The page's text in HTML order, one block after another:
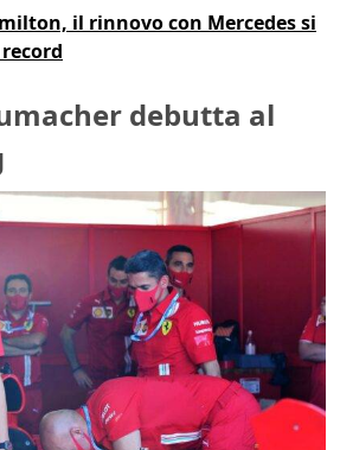
il rinnovo con Mercedes si
debutta al